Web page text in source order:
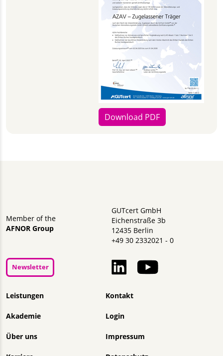
Download PDF
Member of the
AFNOR Group
GUTcert GmbH
Eichenstraße 3b
12435 Berlin
+49 30 2332021 - 0
Navigation überspringen
Leistungen
Akademie
Über uns
Kontakt
Login
Impressum
Newsletter